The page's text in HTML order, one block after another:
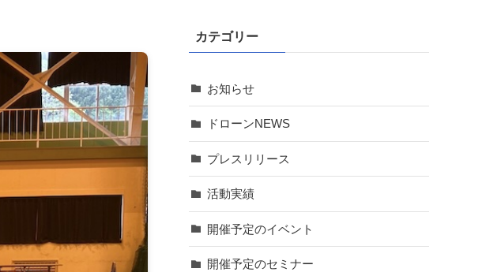
カテゴリー
お知らせ
ドローンNEWS
プレスリリース
活動実績
開催予定のイベント
開催予定のセミナー